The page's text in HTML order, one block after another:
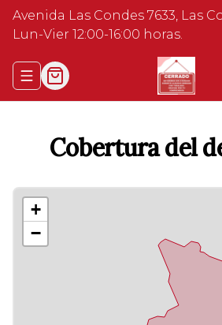
Avenida Las Condes 7633, Las
Lun-Vier 12:00-16:00 horas.
Abrir menu de navegación
Cobertura del
+
−